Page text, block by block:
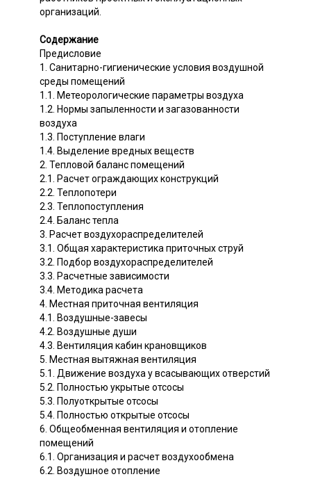
организаций.
Содержание
Предисловие
1. Санитарно-гигиенические условия воздушной
среды помещений
1.1. Метеорологические параметры воздуха
1.2. Нормы запыленности и загазованности
воздуха
1.3. Поступление влаги
1.4. Выделение вредных веществ
2. Тепловой баланс помещений
2.1. Расчет ограждающих конструкций
2.2. Теплопотери
2.3. Теплопоступления
2.4. Баланс тепла
3. Расчет воздухораспределителей
3.1. Общая характеристика приточных струй
3.2. Подбор воздухораспределителей
3.3. Расчетные зависимости
3.4. Методика расчета
4. Местная приточная вентиляция
4.1. Воздушные-завесы
4.2. Воздушные души
4.3. Вентиляция кабин крановщиков
5. Местная вытяжная вентиляция
5.1. Движение воздуха у всасывающих отверстий
5.2. Полностью укрытые отсосы
5.3. Полуоткрытые отсосы
5.4. Полностью открытые отсосы
6. Общеобменная вентиляция и отопление
помещений
6.1. Организация и расчет воздухообмена
6.2. Воздушное отопление